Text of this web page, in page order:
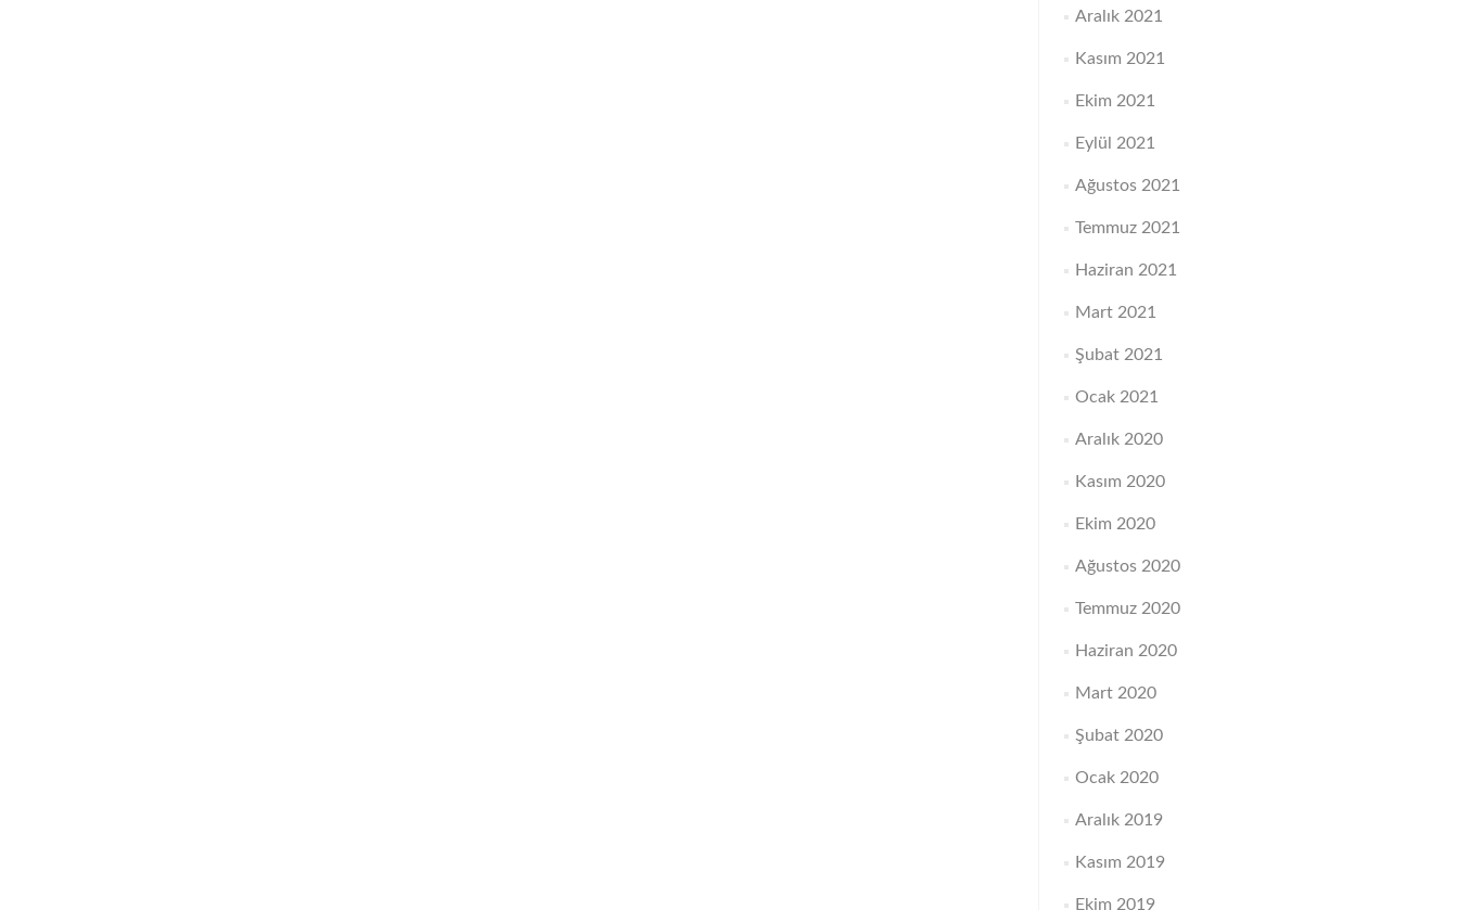
Aralık 2021
Kasım 2021
Ekim 2021
Eylül 2021
Ağustos 2021
Temmuz 2021
Haziran 2021
Mart 2021
Şubat 2021
Ocak 2021
Aralık 2020
Kasım 2020
Ekim 2020
Ağustos 2020
Temmuz 2020
Haziran 2020
Mart 2020
Şubat 2020
Ocak 2020
Aralık 2019
Kasım 2019
Ekim 2019